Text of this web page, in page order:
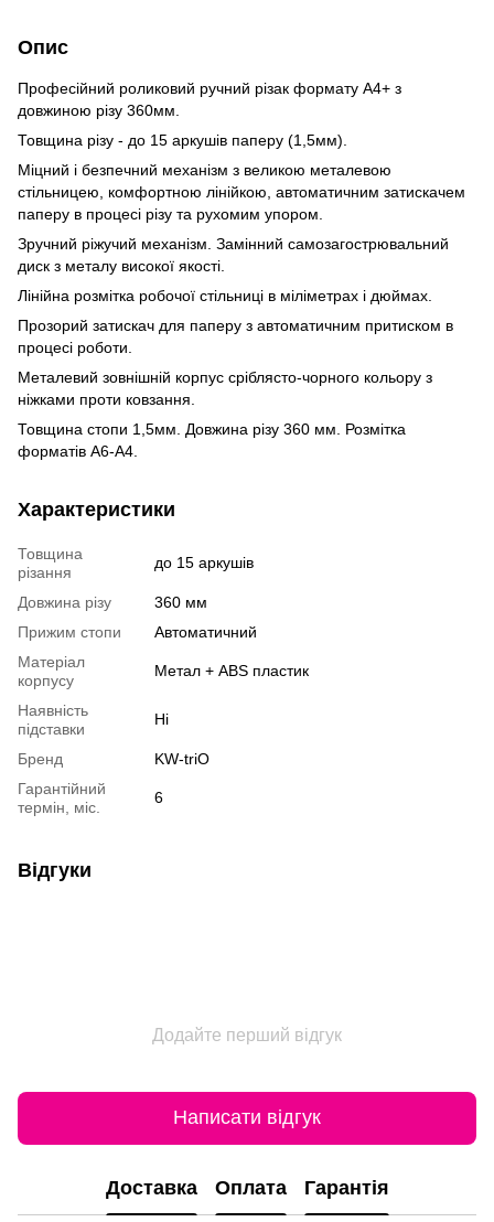
Опис
Професійний роликовий ручний різак формату А4+ з
довжиною різу 360мм.
Товщина різу - до 15 аркушів паперу (1,5мм).
Міцний і безпечний механізм з великою металевою
стільницею, комфортною лінійкою, автоматичним затискачем
паперу в процесі різу та рухомим упором.
Зручний ріжучий механізм. Замінний самозагострювальний
диск з металу високої якості.
Лінійна розмітка робочої стільниці в міліметрах і дюймах.
Прозорий затискач для паперу з автоматичним притиском в
процесі роботи.
Металевий зовнішній корпус сріблясто-чорного кольору з
ніжками проти ковзання.
Товщина стопи 1,5мм. Довжина різу 360 мм. Розмітка
форматів A6-A4.
Характеристики
Товщина
різання
до 15 аркушів
Довжина різу
360 мм
Прижим стопи
Автоматичний
Матеріал
корпусу
Метал + ABS пластик
Наявність
підставки
Ні
Бренд
KW-triO
Гарантійний
термін, міс.
6
Відгуки
Додайте перший відгук
Написати відгук
Доставка Оплата Гарантія